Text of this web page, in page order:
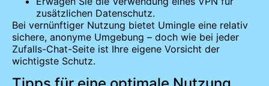
zusätzlichen Datenschutz.
Bei vernünftiger Nutzung bietet Umingle eine relativ
sichere, anonyme Umgebung – doch wie bei jeder
Zufalls-Chat-Seite ist Ihre eigene Vorsicht der
wichtigste Schutz.